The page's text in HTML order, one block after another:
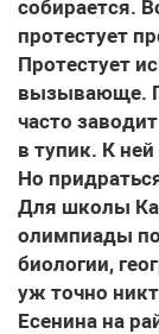
собирается.
протестует
Протестует
вызывающе.
часто
в тупик. К
Но
Для школы
олимпиады по
биологии,
уж точно
Есенина на